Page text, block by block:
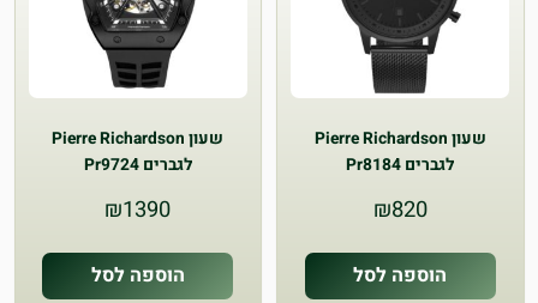
שעון Pierre Richardson
לגברים Pr8184
₪820
הוספה לסל
שעון Pierre Richardson
לגברים Pr9724
₪1390
הוספה לסל